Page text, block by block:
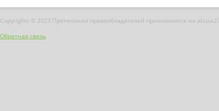
Copyrights © 2023 Претензиии правообладателей принимаются на
Обратная связь